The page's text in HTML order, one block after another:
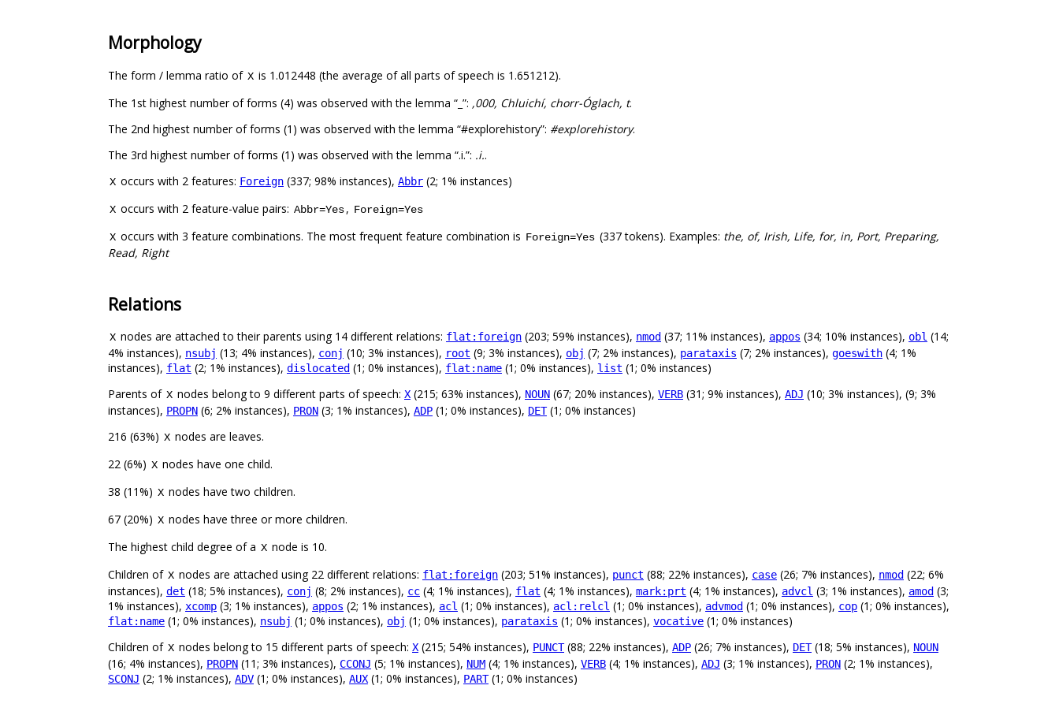
Morphology
The form / lemma ratio of X is 1.012448 (the average of all parts of speech is 1.651212).
The 1st highest number of forms (4) was observed with the lemma “_”: ,000, Chluichí, chorr-Óglach, t.
The 2nd highest number of forms (1) was observed with the lemma “#explorehistory”: #explorehistory.
The 3rd highest number of forms (1) was observed with the lemma “.i.”: .i..
X occurs with 2 features: Foreign (337; 98% instances), Abbr (2; 1% instances)
X occurs with 2 feature-value pairs: Abbr=Yes, Foreign=Yes
X occurs with 3 feature combinations. The most frequent feature combination is Foreign=Yes (337 tokens). Examples: the, of, Irish, Life, for, in, Port, Preparing,
Read, Right
Relations
X nodes are attached to their parents using 14 different relations: flat:foreign (203; 59% instances), nmod (37; 11% instances), appos (34; 10% instances), obl (14;
4% instances), nsubj (13; 4% instances), conj (10; 3% instances), root (9; 3% instances), obj (7; 2% instances), parataxis (7; 2% instances), goeswith (4; 1%
instances), flat (2; 1% instances), dislocated (1; 0% instances), flat:name (1; 0% instances), list (1; 0% instances)
Parents of X nodes belong to 9 different parts of speech: X (215; 63% instances), NOUN (67; 20% instances), VERB (31; 9% instances), ADJ (10; 3% instances), (9; 3%
instances), PROPN (6; 2% instances), PRON (3; 1% instances), ADP (1; 0% instances), DET(1; 0% instances)
216 (63%) X nodes are leaves.
22 (6%) X nodes have one child.
38 (11%) X nodes have two children.
67 (20%) X nodes have three or more children.
The highest child degree of a X node is 10.
Children of X nodes are attached using 22 different relations: flat:foreign (203; 51% instances), punct (88; 22% instances), case (26; 7% instances), nmod (22; 6%
instances), det (18; 5% instances), conj (8; 2% instances), cc (4; 1% instances), flat (4; 1% instances), mark:prt (4; 1% instances), advcl (3; 1% instances), amod (3;
1% instances), xcomp (3; 1% instances), appos (2; 1% instances), acl (1; 0% instances), acl:relcl (1; 0% instances), advmod (1; 0% instances), cop (1; 0% instances),
flat:name (1; 0% instances), nsubj (1; 0% instances), obj (1; 0% instances), parataxis (1; 0% instances), vocative (1; 0% instances)
Children of X nodes belong to 15 different parts of speech: X (215; 54% instances), PUNCT(88; 22% instances), ADP (26; 7% instances), DET(18; 5% instances), NOUN
(16; 4% instances), PROPN (11; 3% instances), CCONJ (5; 1% instances), NUM (4; 1% instances), VERB (4; 1% instances), ADJ (3; 1% instances), PRON (2; 1% instances),
SCONJ (2; 1% instances), ADV (1; 0% instances), AUX (1; 0% instances), PART(1; 0% instances)